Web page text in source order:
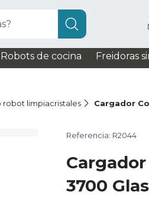
Robots de cocina Freidoras
robot limpiacristales Cargador
Referencia: R2044
3700